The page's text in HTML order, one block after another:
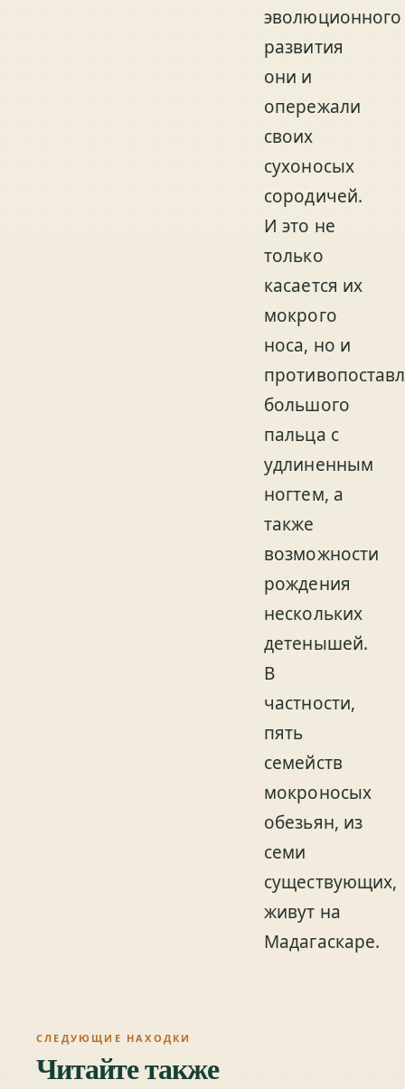
эволюционного
развития
они и
опережали
своих
сухоносых
сородичей.
И это не
только
касается их
мокрого
носа, но и
большого
пальца с
удлиненным
ногтем, а
также
возможности
рождения
нескольких
детенышей.
В
частности,
пять
семейств
мокроносых
обезьян, из
семи
существующих,
живут на
Мадагаскаре.
СЛЕДУЮЩИЕ НАХОДКИ
Читайте также